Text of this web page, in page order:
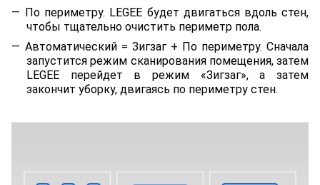
По периметру. LEGEE будет двигаться вдоль стен,
чтобы тщательно очистить периметр пола.
Автоматический = Зигзаг + По периметру. Сначала
запустится режим сканирования помещения, затем
LEGEE перейдет в режим «Зигзаг», а затем
закончит уборку, двигаясь по периметру стен.